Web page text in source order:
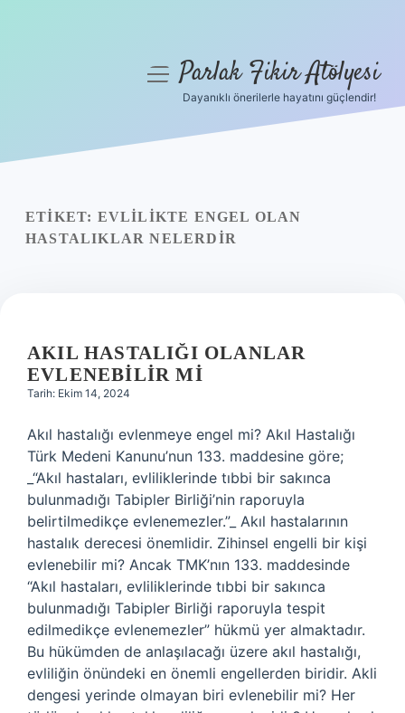
Yasal Uyarı
menüyüParlak Fikir Atölyesi
Dayanıklı önerilerle hayatını güçlendir!
ETIKET: EVLILIKTE ENGEL OLAN
HASTALIKLAR NELERDIR
AKIL HASTALIĞI OLANLAR
EVLENEBILIR MI
Tarih: Ekim 14, 2024
Akıl hastalığı evlenmeye engel mi? Akıl Hastalığı
Türk Medeni Kanunu’nun 133. maddesine göre;
_“Akıl hastaları, evliliklerinde tıbbi bir sakınca
bulunmadığı Tabipler Birliği’nin raporuyla
belirtilmedikçe evlenemezler.”_ Akıl hastalarının
hastalık derecesi önemlidir. Zihinsel engelli bir kişi
evlenebilir mi? Ancak TMK’nın 133. maddesinde
“Akıl hastaları, evliliklerinde tıbbi bir sakınca
bulunmadığı Tabipler Birliği raporuyla tespit
edilmedikçe evlenemezler” hükmü yer almaktadır.
Bu hükümden de anlaşılacağı üzere akıl hastalığı,
evliliğin önündeki en önemli engellerden biridir. Akli
dengesi yerinde olmayan biri evlenebilir mi? Her